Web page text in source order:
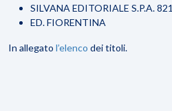
SILVANA EDITORIALE S.P.A. 821
ED. FIORENTINA
In allegato l’elenco dei titoli.